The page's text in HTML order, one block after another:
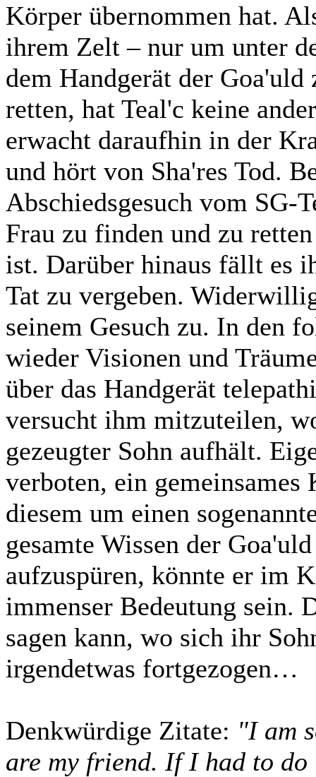
Körper übernommen hat.
ihrem Zelt – nur um unter
dem Handgerät der
retten, hat Teal'c keine
erwacht daraufhin in der
und hört von Sha'res Tod.
Abschiedsgesuch vom SG-
Frau zu finden und zu
ist. Darüber hinaus fällt es
Tat zu vergeben.
seinem Gesuch zu. In den
wieder Visionen und
über das Handgerät
versucht ihm mitzuteilen,
gezeugter Sohn aufhält.
verboten, ein gemeinsames
diesem um einen
gesamte Wissen der
aufzuspüren, könnte er im
immenser Bedeutung sein.
sagen kann, wo sich ihr
irgendetwas fortgezogen…
Denkwürdige Zitate: "I am
are my friend. If I had to